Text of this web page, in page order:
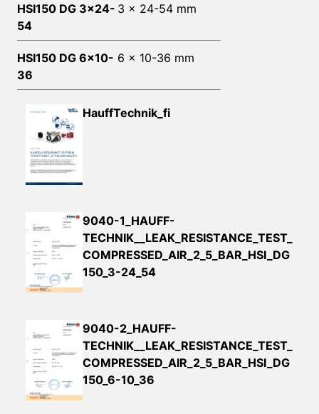
HSI150 DG 3x24-
54
3 x 24-54 mm
HSI150 DG 6x10-
36
6 x 10-36 mm
HauffTechnik_fi
9040-1_HAUFF-
TECHNIK__LEAK_RESISTANCE_TEST_
COMPRESSED_AIR_2_5_BAR_HSI_DG
150_3-24_54
9040-2_HAUFF-
TECHNIK__LEAK_RESISTANCE_TEST_
COMPRESSED_AIR_2_5_BAR_HSI_DG
150_6-10_36